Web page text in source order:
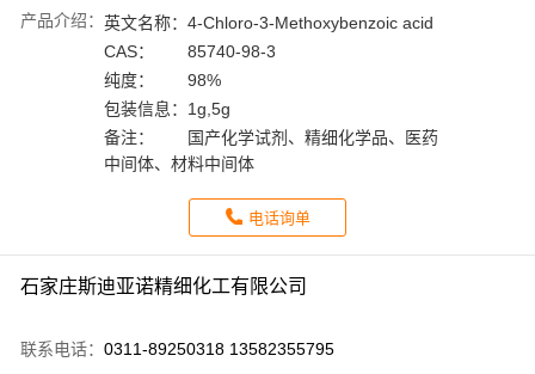
产品介绍： 英文名称： 4-Chloro-3-Methoxybenzoic acid
CAS：
85740-98-3
纯度：
98%
包装信息： 1g,5g
备注：
国产化学试剂、精细化学品、医药
中间体、材料中间体
电话询单
石家庄斯迪亚诺精细化工有限公司
联系电话： 0311-89250318 13582355795